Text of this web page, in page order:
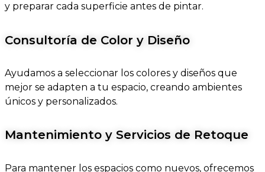
y preparar cada superficie antes de pintar.
Consultoría de Color y Diseño
Ayudamos a seleccionar los colores y diseños que
mejor se adapten a tu espacio, creando ambientes
únicos y personalizados.
Mantenimiento y Servicios de Retoque
Para mantener los espacios como nuevos, ofrecemos